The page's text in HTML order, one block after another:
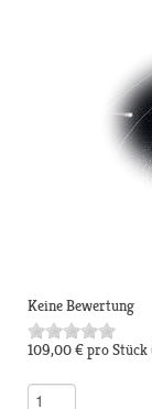
Keine Bewertung
109,00 €pro Stück